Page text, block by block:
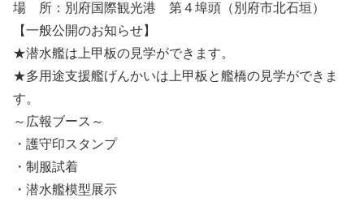
場 所：別府国際観光港 第４埠頭（別府市北石垣）
【一般公開のお知らせ】
★潜水艦は上甲板の見学ができます。
★多用途支援艦げんかいは上甲板と艦橋の見学ができま
す。
～広報ブース～
・護守印スタンプ
・制服試着
・潜水艦模型展示